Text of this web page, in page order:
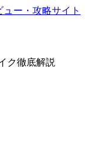
ク徹底解説